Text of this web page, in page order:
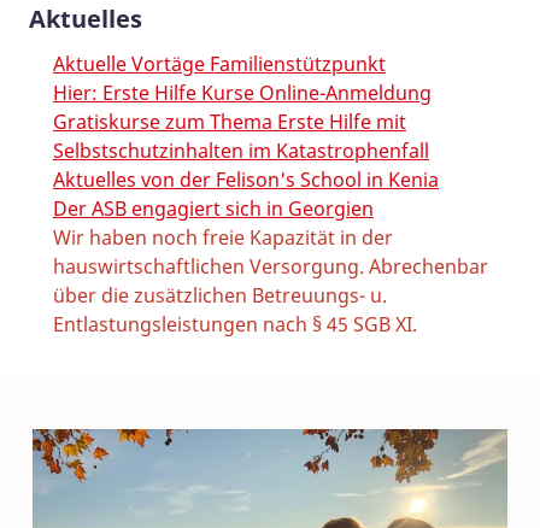
Aktuelles
Aktuelle Vortäge Familienstützpunkt
Hier: Erste Hilfe Kurse Online-Anmeldung
Gratiskurse zum Thema Erste Hilfe mit
Selbstschutzinhalten im Katastrophenfall
Aktuelles von der Felison's School in Kenia
Der ASB engagiert sich in Georgien
Wir haben noch freie Kapazität in der
hauswirtschaftlichen Versorgung. Abrechenbar
über die zusätzlichen Betreuungs- u.
Entlastungsleistungen nach § 45 SGB XI.